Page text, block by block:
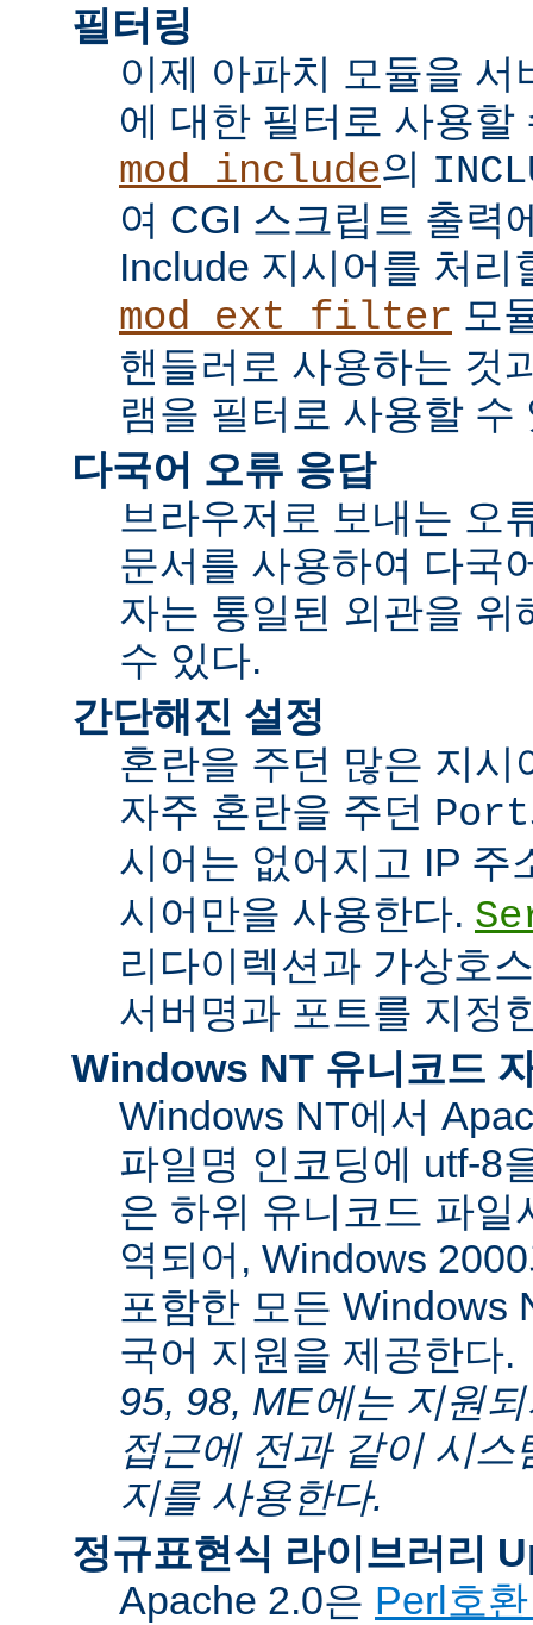
필터링
이제 아파치 모듈을
에 대한 필터로 사용할
mod_include의
여 CGI 스크립트 출력
Include 지시어를 처리
mod_ext_filter 모
핸들러로 사용하는 것
램을 필터로 사용할 수
다국어 오류 응답
브라우저로 보내는 오
문서를 사용하여 다국
자는 통일된 외관을 위
수 있다.
간단해진 설정
혼란을 주던 많은 지시
자주 혼란을 주던 Port
시어는 없어지고 IP 주
시어만을 사용한다.
리다이렉션과 가상호
서버명과 포트를 지정
Windows NT 유니코드
Windows NT에서
파일명 인코딩에 utf-8
은 하위 유니코드 파일
역되어, Windows
포함한 모든 Windows
국어 지원을 제공한다.
95, 98, ME에는 지원
접근에 전과 같이 시
지를 사용한다.
정규표현식 라이브러리
Apache 2.0은 Perl호